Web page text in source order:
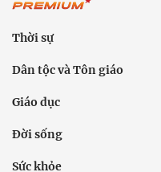
Thời sự
Dân tộc và Tôn giáo
Giáo dục
Đời sống
Sức khỏe